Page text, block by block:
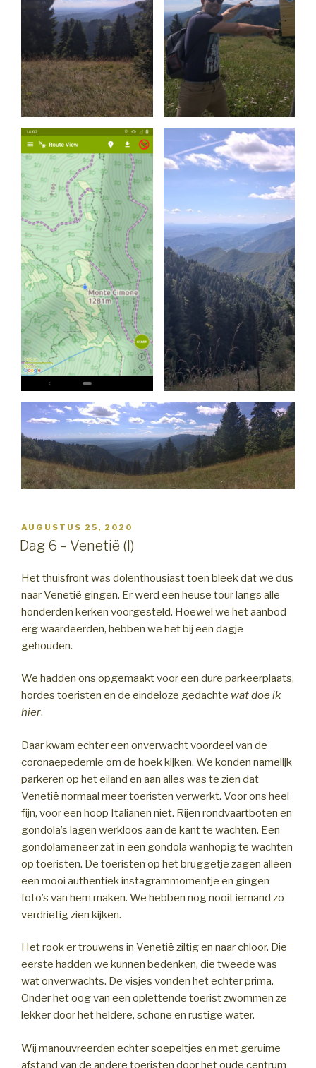
GEPLAATST
OP
AUGUSTUS 25, 2020
Dag 6 – Venetië (I)
Het thuisfront was dolenthousiast toen bleek dat we dus
naar Venetië gingen. Er werd een heuse tour langs alle
honderden kerken voorgesteld. Hoewel we het aanbod
erg waardeerden, hebben we het bij een dagje
gehouden.
We hadden ons opgemaakt voor een dure parkeerplaats,
hordes toeristen en de eindeloze gedachte wat doe ik
hier.
Daar kwam echter een onverwacht voordeel van de
coronaepedemie om de hoek kijken. We konden namelijk
parkeren op het eiland en aan alles was te zien dat
Venetië normaal meer toeristen verwerkt. Voor ons heel
fijn, voor een hoop Italianen niet. Rijen rondvaartboten en
gondola’s lagen werkloos aan de kant te wachten. Een
gondolameneer zat in een gondola wanhopig te wachten
op toeristen. De toeristen op het bruggetje zagen alleen
een mooi authentiek instagrammomentje en gingen
foto’s van hem maken. We hebben nog nooit iemand zo
verdrietig zien kijken.
Het rook er trouwens in Venetië ziltig en naar chloor. Die
eerste hadden we kunnen bedenken, die tweede was
wat onverwachts. De visjes vonden het echter prima.
Onder het oog van een oplettende toerist zwommen ze
lekker door het heldere, schone en rustige water.
Wij manouvreerden echter soepeltjes en met geruime
afstand van de andere toeristen door het oude centrum